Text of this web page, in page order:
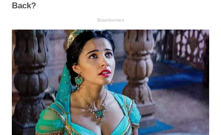
Back?
Brainberries